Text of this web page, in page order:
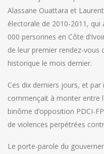
Alassane Ouattara et
électorale de 2010-2011,
000 personnes en Côte
de leur premier rendez-vous
historique le mois dernier.
Ces dix derniers jours, et
commençait à monter entre
binôme d’opposition PDCI-
de violences perpétrées
Le porte-parole du